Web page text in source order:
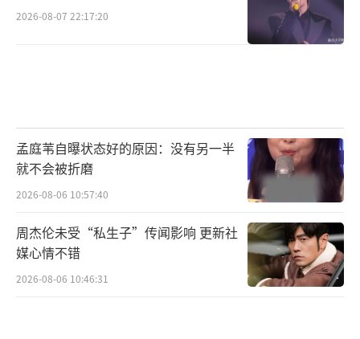
2026-08-07 22:17:20
孟庭苇自曝状态好的原因：没有另一半
就不会被折磨
2026-08-06 10:57:40
周杰伦未受“私生子”传闻影响 更新社
媒心情不错
2026-08-06 10:46:31